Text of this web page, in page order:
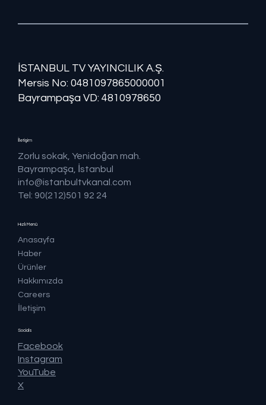
İSTANBUL TV YAYINCILIK A.Ş.
Mersis No: ​​0481097865000001
Bayrampaşa VD: 4810978650
Hızlı Menü
Anasayfa
Haber
Ürünler
Hakkımızda
Careers
İletişim
İletişim
Zorlu sokak, Yenidoğan mah.
Bayrampaşa, İstanbul
info@istanbultvkanal.com
Tel: 90(212)501 92 24
Socials
Facebook
Instagram
YouTube
X